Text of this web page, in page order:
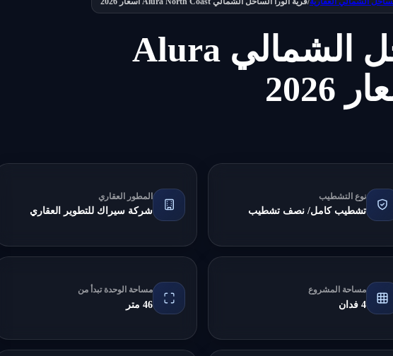
قرية الورا الساحل الشمالي Alura
نوع التشطيب
تشطيب كامل/ نصف تشطيب
المطور العقاري
شركة سيراك للتطوير العقاري
مساحة المشروع
4 فدان
مساحة الوحدة تبدأ من
46 متر